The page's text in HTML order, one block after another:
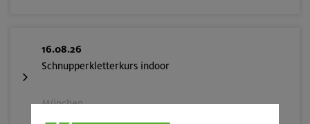
16.08.26
Schnupperkletterkurs indoor
München